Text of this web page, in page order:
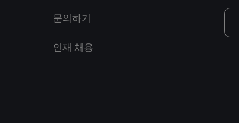
문의하기
인재 채용